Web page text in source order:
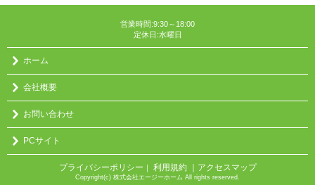
営業時間:9:30～18:00
定休日:水曜日
ホーム
会社概要
お問い合わせ
PCサイト
プライバシーポリシー ｜ 利用規約 ｜アクセスマップ
Copyright(c) 株式会社エージーホーム All rights reserved.